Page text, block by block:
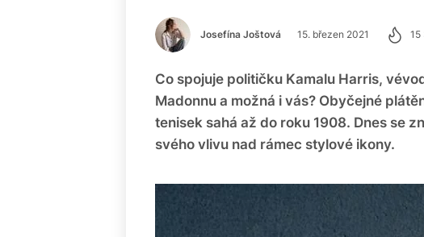
Josefína Joštová 15. březen 2021 15
Co spojuje političku Kamalu Harris,
Madonnu a možná i vás? Obyčejné
tenisek sahá až do roku 1908. Dnes se
svého vlivu nad rámec stylové ikony.